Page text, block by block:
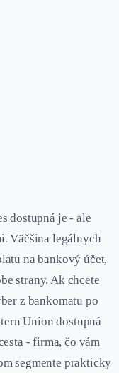
dostupná je - ale
Väčšina legálnych
na bankový účet,
strany. Ak chcete
z bankomatu po
Union dostupná
- firma, čo vám
segmente prakticky